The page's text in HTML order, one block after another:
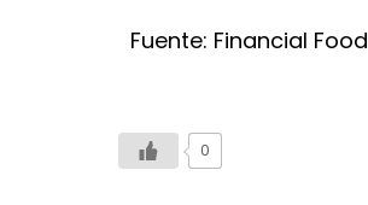
Fuente: Financial Food
0